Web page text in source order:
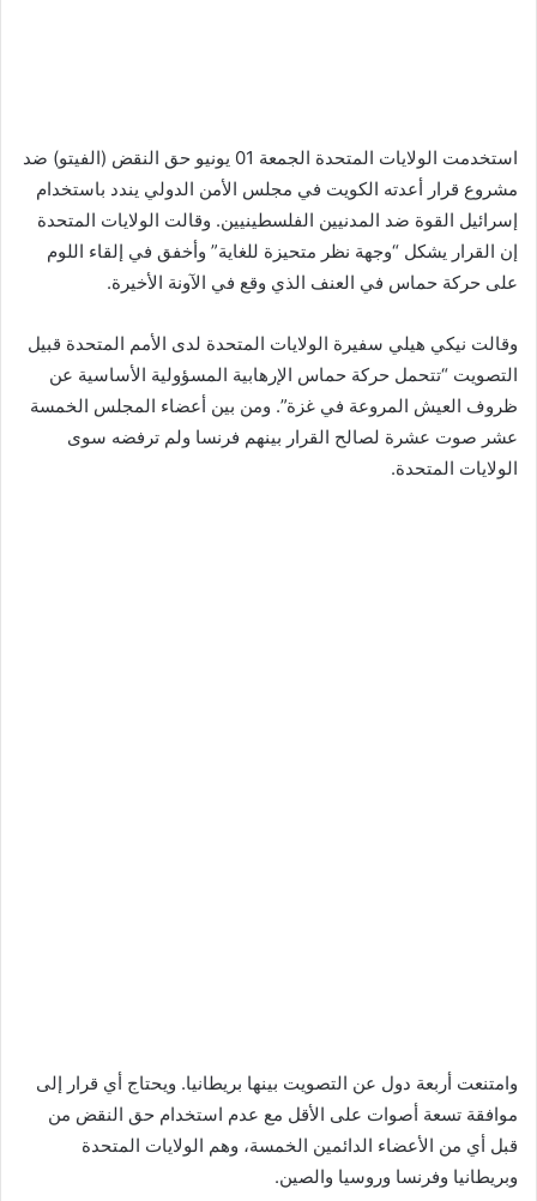
استخدمت الولايات المتحدة الجمعة 01 يونيو حق النقض (الفيتو) ضد
مشروع قرار أعدته الكويت في مجلس الأمن الدولي يندد باستخدام
إسرائيل القوة ضد المدنيين الفلسطينيين. وقالت الولايات المتحدة
إن القرار يشكل “وجهة نظر متحيزة للغاية” وأخفق في إلقاء اللوم
على حركة حماس في العنف الذي وقع في الآونة الأخيرة.
وقالت نيكي هيلي سفيرة الولايات المتحدة لدى الأمم المتحدة قبيل
التصويت “تتحمل حركة حماس الإرهابية المسؤولية الأساسية عن
ظروف العيش المروعة في غزة”. ومن بين أعضاء المجلس الخمسة
عشر صوت عشرة لصالح القرار بينهم فرنسا ولم ترفضه سوى
الولايات المتحدة.
وامتنعت أربعة دول عن التصويت بينها بريطانيا. ويحتاج أي قرار إلى
موافقة تسعة أصوات على الأقل مع عدم استخدام حق النقض من
قبل أي من الأعضاء الدائمين الخمسة، وهم الولايات المتحدة
وبريطانيا وفرنسا وروسيا والصين.